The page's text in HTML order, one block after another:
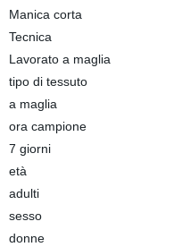
Manica corta
Tecnica
Lavorato a maglia
tipo di tessuto
a maglia
ora campione
7 giorni
età
adulti
sesso
donne